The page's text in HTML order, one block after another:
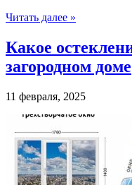
Читать далее »
Какое
загородном доме
11 февраля, 2025